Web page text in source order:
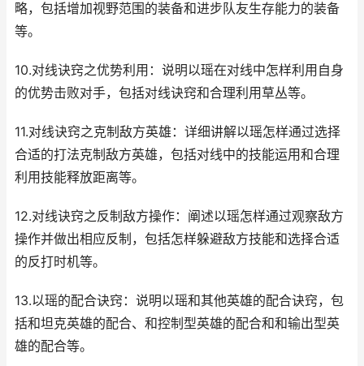
略，包括增加视野范围的装备和进步队友生存能力的装备
等。
10.对线诀窍之优势利用：说明以瑶在对线中怎样利用自身
的优势击败对手，包括对线诀窍和合理利用草丛等。
11.对线诀窍之克制敌方英雄：详细讲解以瑶怎样通过选择
合适的打法克制敌方英雄，包括对线中的技能运用和合理
利用技能释放距离等。
12.对线诀窍之反制敌方操作：阐述以瑶怎样通过观察敌方
操作并做出相应反制，包括怎样躲避敌方技能和选择合适
的反打时机等。
13.以瑶的配合诀窍：说明以瑶和其他英雄的配合诀窍，包
括和坦克英雄的配合、和控制型英雄的配合和和输出型英
雄的配合等。